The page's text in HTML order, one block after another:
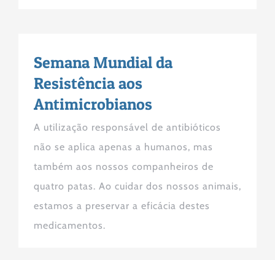
Semana Mundial da
Resistência aos
Antimicrobianos
A utilização responsável de antibióticos
não se aplica apenas a humanos, mas
também aos nossos companheiros de
quatro patas. Ao cuidar dos nossos animais,
estamos a preservar a eficácia destes
medicamentos.